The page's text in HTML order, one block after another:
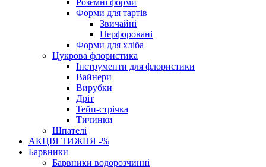
Розємні форми
Форми для тартів
Звичайні
Перфоровані
Форми для хліба
Цукрова флористика
Інструменти для флористики
Вайнери
Вирубки
Дріт
Тейп-стрічка
Тичинки
Шпателі
АКЦІЯ ТИЖНЯ -%
Барвники
Барвники водорозчинні